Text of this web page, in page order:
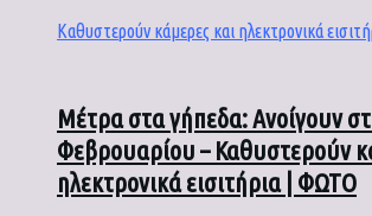
Μέτρα στα γήπεδα: Ανοίγουν
Φεβρουαρίου – Καθυστερούν
ηλεκτρονικά εισιτήρια | ΦΩΤΟ